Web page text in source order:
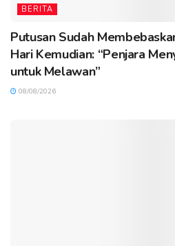
BERITA
Putusan Sudah
Hari Kemudian: “Penjara
untuk Melawan”
08/08/2026